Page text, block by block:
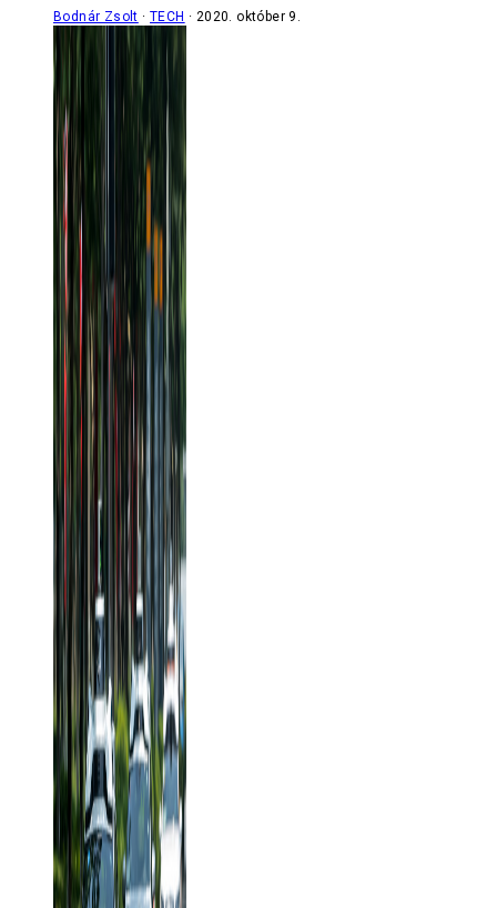
Bodnár Zsolt TECH 2020. október 9.